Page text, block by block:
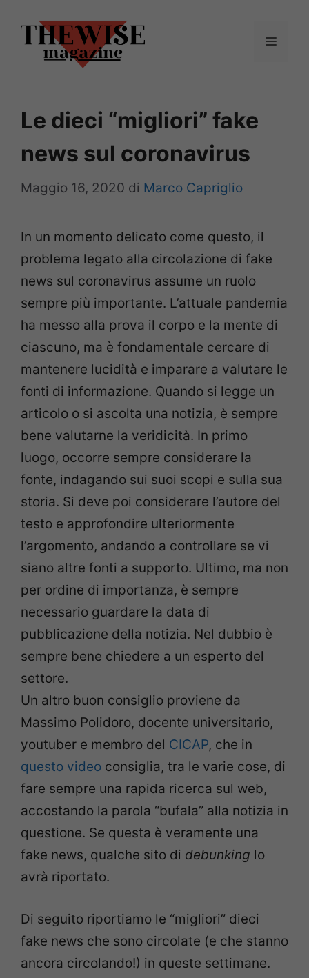
contenuto
Menu
Le dieci “migliori” fake
news sul coronavirus
Maggio 16, 2020 di Marco Capriglio
In un momento delicato come questo, il
problema legato alla circolazione di fake
news sul coronavirus assume un ruolo
sempre più importante. L’attuale pandemia
ha messo alla prova il corpo e la mente di
ciascuno, ma è fondamentale cercare di
mantenere lucidità e imparare a valutare le
fonti di informazione. Quando si legge un
articolo o si ascolta una notizia, è sempre
bene valutarne la veridicità. In primo
luogo, occorre sempre considerare la
fonte, indagando sui suoi scopi e sulla sua
storia. Si deve poi considerare l’autore del
testo e approfondire ulteriormente
l’argomento, andando a controllare se vi
siano altre fonti a supporto. Ultimo, ma non
per ordine di importanza, è sempre
necessario guardare la data di
pubblicazione della notizia. Nel dubbio è
sempre bene chiedere a un esperto del
settore.
Un altro buon consiglio proviene da
Massimo Polidoro, docente universitario,
youtuber e membro del CICAP, che in
questo video consiglia, tra le varie cose, di
fare sempre una rapida ricerca sul web,
accostando la parola “bufala” alla notizia in
questione. Se questa è veramente una
fake news, qualche sito di debunking lo
avrà riportato.
Di seguito riportiamo le “migliori” dieci
fake news che sono circolate (e che stanno
ancora circolando!) in queste settimane.